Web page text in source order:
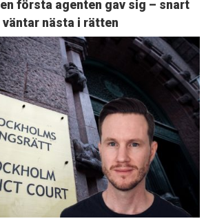
första agenten gav sig – snart
väntar nästa i rätten